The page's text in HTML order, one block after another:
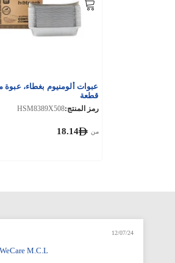
قطعة
رمز المنتج:HSM8389X508
من 18.14
12/07/24
WeCare M.C.L.